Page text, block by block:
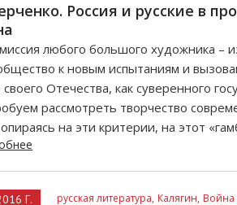
Россия и русские в
любого большого художника –
к новым испытаниям и
Отечества, как суверенного
рассмотреть творчество
на эти критерии, на этот
Г. русская литература, Калягин, Война